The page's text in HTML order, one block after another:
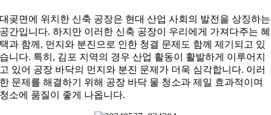
대곶면에 위치한 신축 공장은 현대 산업 사회의 발전을 상징하는
공간입니다. 하지만 이러한 신축 공장이 우리에게 가져다주는 혜
택과 함께, 먼지와 분진으로 인한 청결 문제도 함께 제기되고 있
습니다. 특히, 김포 지역의 경우 산업 활동이 활발하게 이루어지
고 있어 공장 바닥의 먼지와 분진 문제가 더욱 심각합니다. 이러
한 문제를 해결하기 위해 공장 바닥 물 청소과 제일 효과적이며
청소에 품질이 좋게 나옵니다.